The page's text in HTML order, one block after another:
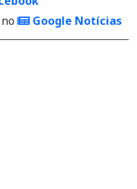
Google Notícias